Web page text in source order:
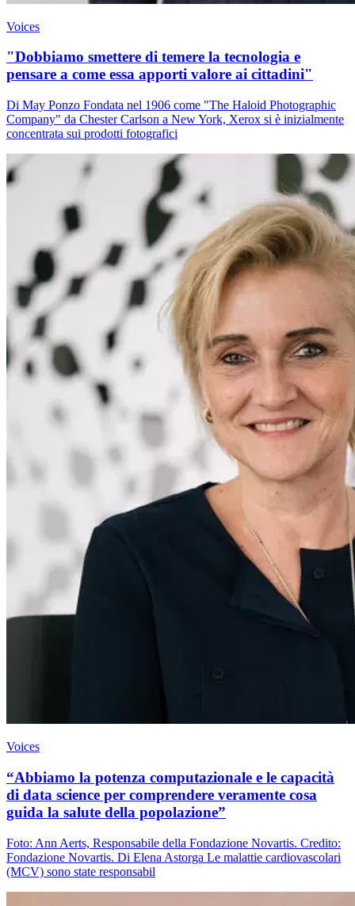
Voices
"Dobbiamo smettere di temere la tecnologia e
pensare a come essa apporti valore ai cittadini"
Di May Ponzo Fondata nel 1906 come "The Haloid Photographic
Company" da Chester Carlson a New York, Xerox si è inizialmente
concentrata sui prodotti fotografici
Voices
“Abbiamo la potenza computazionale e le capacità
di data science per comprendere veramente cosa
guida la salute della popolazione”
Foto: Ann Aerts, Responsabile della Fondazione Novartis. Credito:
Fondazione Novartis. Di Elena Astorga Le malattie cardiovascolari
(MCV) sono state responsabil